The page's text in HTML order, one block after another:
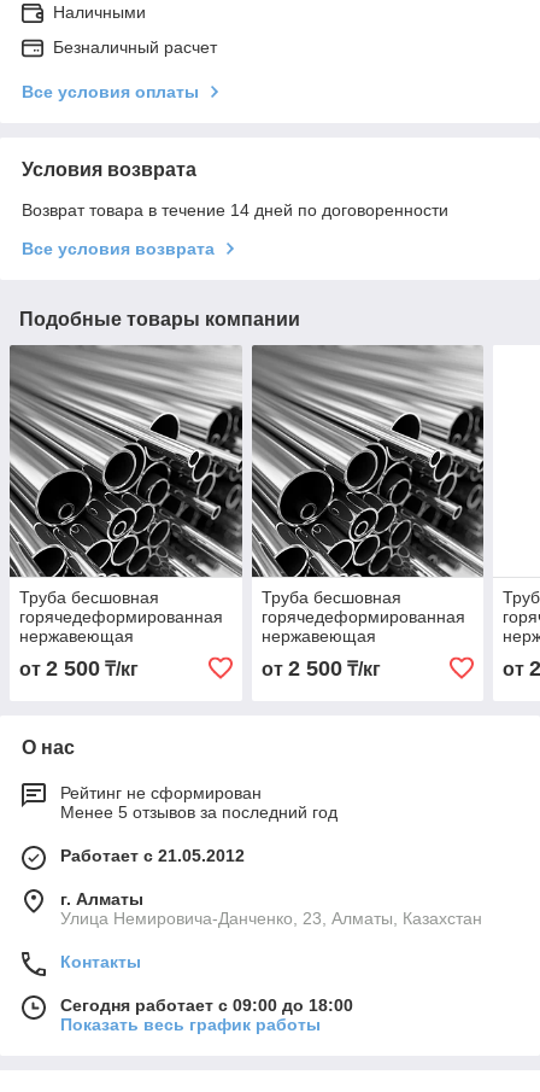
Наличными
Безналичный расчет
Все условия оплаты
Условия возврата
Возврат товара в течение 14 дней по договоренности
Все условия возврата
Подобные товары компании
Труба бесшовная
горячедеформированная
нержавеющая
18х3,0х6000 Марка
03Х17Н14М3
от 2 500 ₸/кг
Труба бесшовная
горячедеформированная
нержавеющая
16х3,0х6000 Марка
03Х17Н14М3
от 2 500₸/кг от
О нас
Рейтинг не сформирован
Менее 5 отзывов за последний год
Работает с 21.05.2012
г. Алматы
Улица Немировича-Данченко, 23, Алматы, Казахстан
Контакты
Сегодня работает с 09:00 до 18:00
Показать весь график работы